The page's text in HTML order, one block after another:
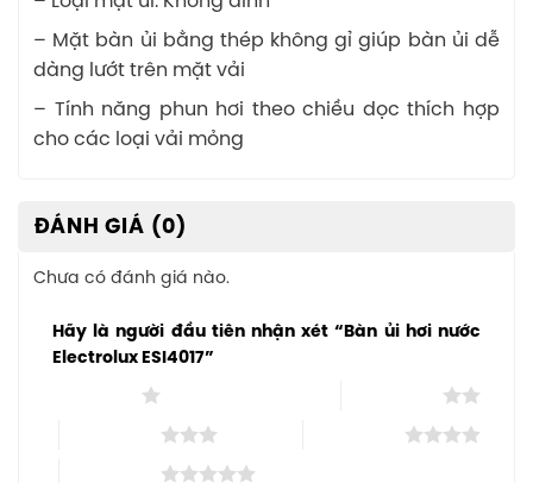
– Mặt bàn ủi bằng thép không gỉ giúp bàn ủi dễ
dàng lướt trên mặt vải
– Tính năng phun hơi theo chiều dọc thích hợp
cho các loại vải mỏng
ĐÁNH GIÁ (0)
Chưa có đánh giá nào.
Hãy là người đầu tiên nhận xét “Bàn ủi hơi nước
Electrolux ESI4017”